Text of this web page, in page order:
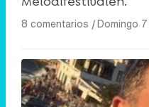
8 comentarios |Domingo